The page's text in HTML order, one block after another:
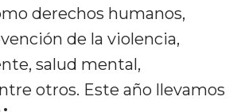
derechos humanos,
de la violencia,
salud mental,
otros. Este año llevamos